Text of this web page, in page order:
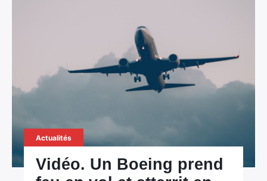
Actualités
Vidéo. Un Boeing prend